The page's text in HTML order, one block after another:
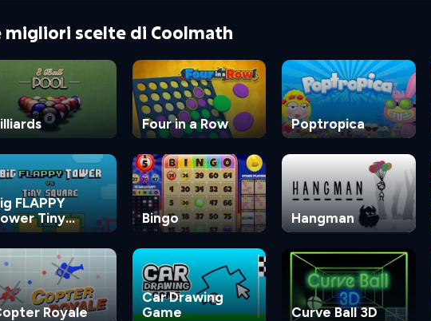
migliori scelte di Coolmath
Four in a Row Poptropica
FLAPPY
Tiny
Bingo Hangman
Royale
Car Drawing
Game
Curve Ball 3D